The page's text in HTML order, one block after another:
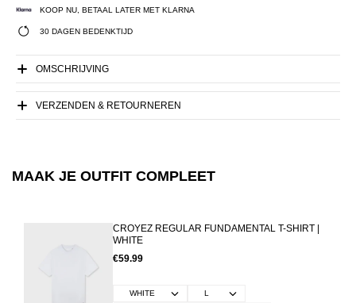
KOOP NU, BETAAL LATER MET KLARNA
30 DAGEN BEDENKTIJD
OMSCHRIJVING
VERZENDEN & RETOURNEREN
MAAK JE OUTFIT COMPLEET
CROYEZ REGULAR FUNDAMENTAL T-SHIRT |
WHITE
€59.99